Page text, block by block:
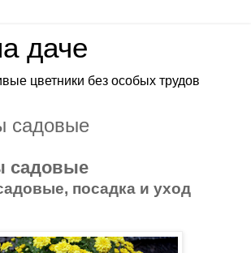
даче
цветники без особых трудов
садовые
садовые
посадка и уход